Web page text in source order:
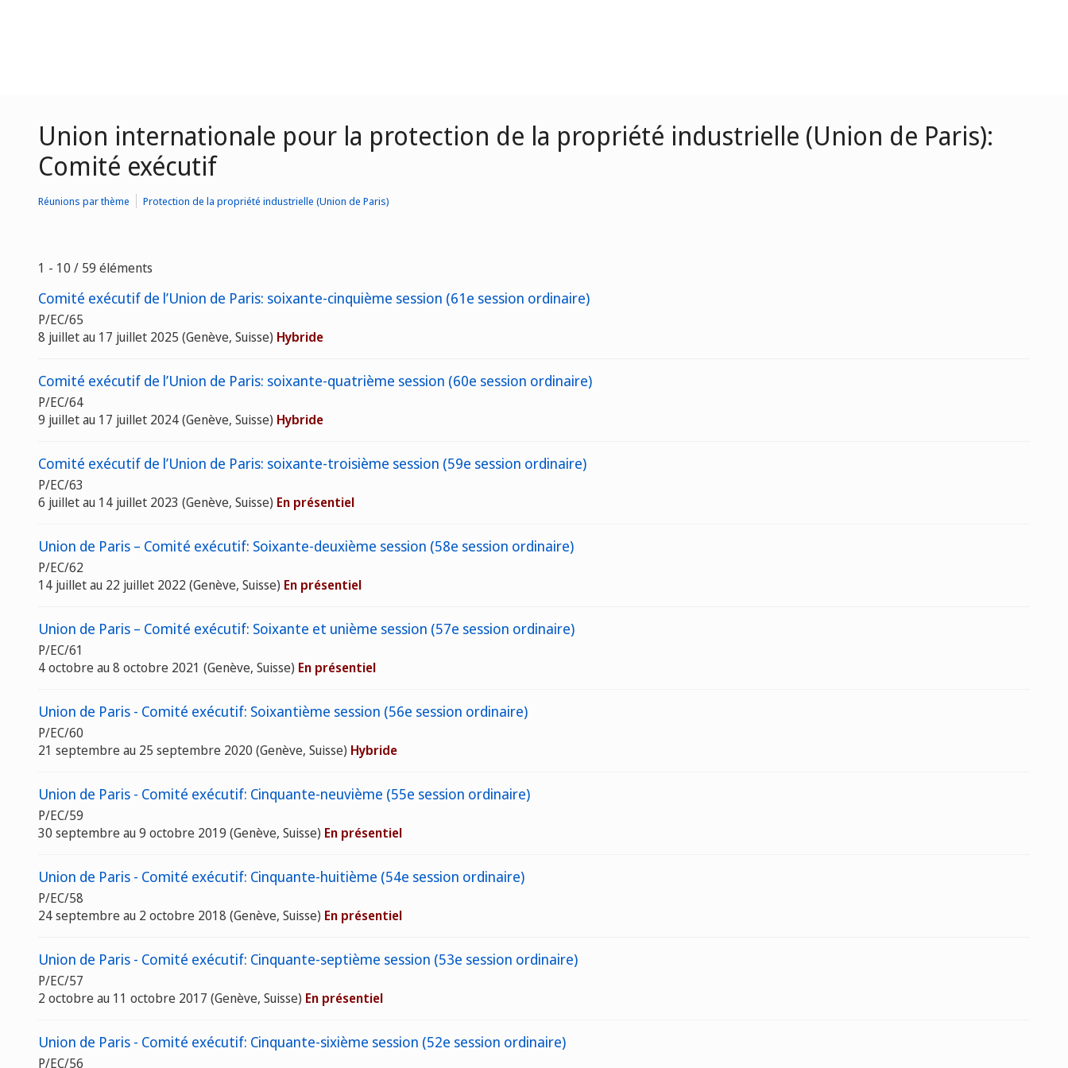
Union internationale pour la protection de la propriété industrielle (Union de Paris):
Comité exécutif
Réunions par thème Protection de la propriété industrielle (Union de Paris)
1 - 10 / 59 éléments
Comité exécutif de l’Union de Paris: soixante-cinquième session (61e session ordinaire)
P/EC/65
8 juillet au 17 juillet 2025 (Genève, Suisse) Hybride
Comité exécutif de l’Union de Paris: soixante-quatrième session (60e session ordinaire)
P/EC/64
9 juillet au 17 juillet 2024 (Genève, Suisse) Hybride
Comité exécutif de l’Union de Paris: soixante-troisième session (59e session ordinaire)
P/EC/63
6 juillet au 14 juillet 2023 (Genève, Suisse) En présentiel
Union de Paris – Comité exécutif: Soixante-deuxième session (58e session ordinaire)
P/EC/62
14 juillet au 22 juillet 2022 (Genève, Suisse) En présentiel
Union de Paris – Comité exécutif: Soixante et unième session (57e session ordinaire)
P/EC/61
4 octobre au 8 octobre 2021 (Genève, Suisse) En présentiel
Union de Paris - Comité exécutif: Soixantième session (56e session ordinaire)
P/EC/60
21 septembre au 25 septembre 2020 (Genève, Suisse) Hybride
Union de Paris - Comité exécutif: Cinquante-neuvième (55e session ordinaire)
P/EC/59
30 septembre au 9 octobre 2019 (Genève, Suisse) En présentiel
Union de Paris - Comité exécutif: Cinquante-huitième (54e session ordinaire)
P/EC/58
24 septembre au 2 octobre 2018 (Genève, Suisse) En présentiel
Union de Paris - Comité exécutif: Cinquante-septième session (53e session ordinaire)
P/EC/57
2 octobre au 11 octobre 2017 (Genève, Suisse) En présentiel
Union de Paris - Comité exécutif: Cinquante-sixième session (52e session ordinaire)
P/EC/56